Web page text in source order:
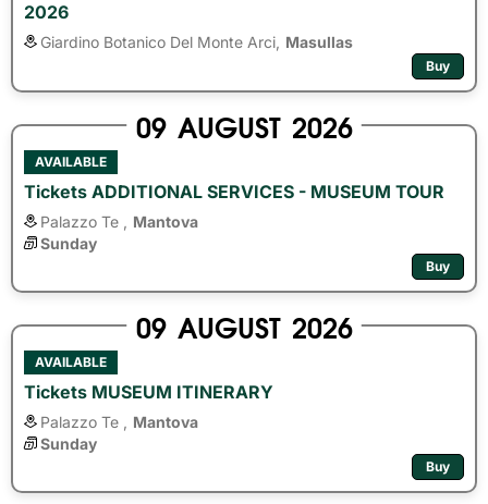
2026
Giardino Botanico Del Monte Arci, Masullas
Buy
09 AUGUST 2026
AVAILABLE
Tickets ADDITIONAL SERVICES - MUSEUM TOUR
Palazzo Te ,
Mantova
Sunday
Buy
09 AUGUST 2026
AVAILABLE
Tickets MUSEUM ITINERARY
Palazzo Te ,
Mantova
Sunday
Buy